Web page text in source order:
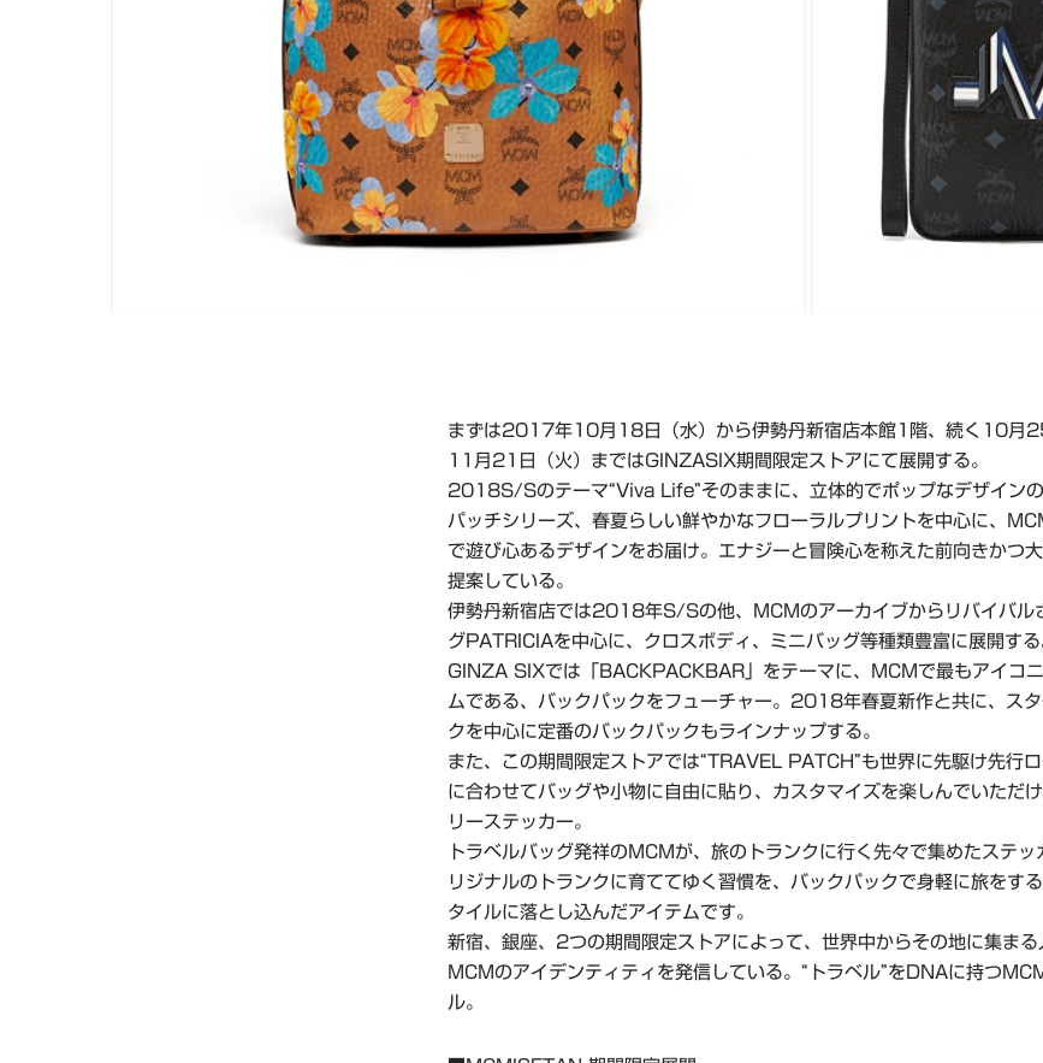
まずは2017年10月18日（水）から伊勢丹新宿店本館1階、続く10月
11月21日（火）まではGINZASIX期間限定ストアにて展開する。
2018S/Sのテーマ“Viva Life”そのままに、立体的でポップなデザイン
パッチシリーズ、春夏らしい鮮やかなフローラルプリントを中心に、
で遊び心あるデザインをお届け。エナジーと冒険心を称えた前向きかつ
提案している。
伊勢丹新宿店では2018年S/Sの他、MCMのアーカイブからリバイバル
グPATRICIAを中心に、クロスボディ、ミニバッグ等種類豊富に展開する
GINZA SIXでは「BACKPACKBAR」をテーマに、MCMで最もアイコ
ムである、バックパックをフューチャー。2018年春夏新作と共に、ス
クを中心に定番のバックパックもラインナップする。
また、この期間限定ストアでは“TRAVEL PATCH”も世界に先駆け先行
に合わせてバッグや小物に自由に貼り、カスタマイズを楽しんでいただ
リーステッカー。
トラベルバッグ発祥のMCMが、旅のトランクに行く先々で集めたステッ
リジナルのトランクに育ててゆく習慣を、バックパックで身軽に旅をす
タイルに落とし込んだアイテムです。
新宿、銀座、2つの期間限定ストアによって、世界中からその地に集まる
MCMのアイデンティティを発信している。“トラベル”をDNAに持つ
ル。